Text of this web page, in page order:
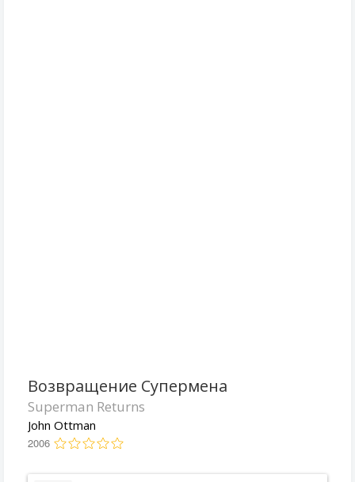
Возвращение Супермена
Superman Returns
John Ottman
2006